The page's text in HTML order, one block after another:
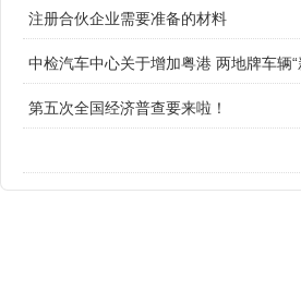
注册合伙企业需要准备的材料
中检汽车中心关于增加粤港 两地牌车辆“
第五次全国经济普查要来啦！